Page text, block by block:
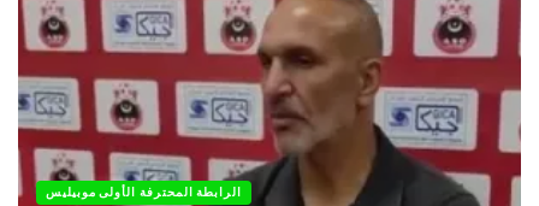
الرابطة المحترفة الأولى موبيليس